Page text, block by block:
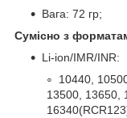
Вага: 72 гр;
Сумісно з
Li-ion/IMR/INR:
10440,
13500, 13650,